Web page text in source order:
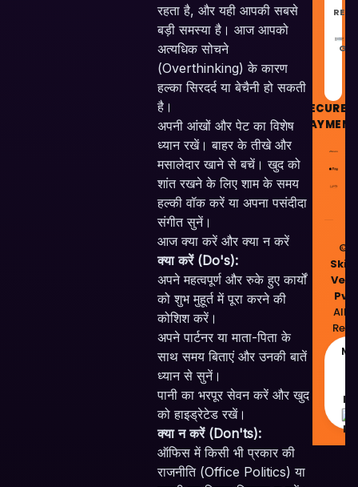
रहता है, और यही आपकी सबसे
बड़ी समस्या है। आज आपको
अत्यधिक सोचने
(Overthinking) के कारण
हल्का सिरदर्द या बेचैनी हो सकती
है।
अपनी आंखों और पेट का विशेष
ध्यान रखें। बाहर के तीखे और
मसालेदार खाने से बचें। खुद को
शांत रखने के लिए शाम के समय
हल्की वॉक करें या अपना पसंदीदा
संगीत सुनें।
आज क्या करें और क्या न करें
क्या करें (Do's):
अपने महत्वपूर्ण और रुके हुए कार्यों
को शुभ मुहूर्त में पूरा करने की
कोशिश करें।
अपने पार्टनर या माता-पिता के
साथ समय बिताएं और उनकी बातें
ध्यान से सुनें।
पानी का भरपूर सेवन करें और खुद
को हाइड्रेटेड रखें।
क्या न करें (Don'ts):
ऑफिस में किसी भी प्रकार की
राजनीति (Office Politics) या
SECURE
©
All